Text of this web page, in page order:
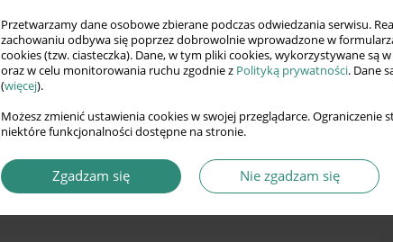
Przetwarzamy dane osobowe zbierane podczas odwiedzania serwisu.
zachowaniu odbywa się poprzez dobrowolnie wprowadzone w
cookies (tzw. ciasteczka). Dane, w tym pliki cookies, wykorzystywane są
oraz w celu monitorowania ruchu zgodnie z Polityką prywatności. Dane
(więcej).
Możesz zmienić ustawienia cookies w swojej przeglądarce.
niektóre funkcjonalności dostępne na stronie.
Zgadzam się Nie zgadzam się